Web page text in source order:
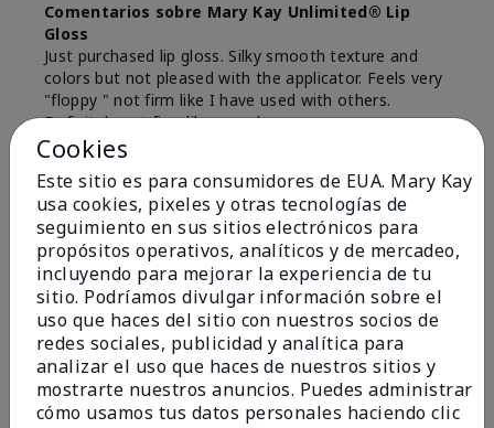
Comentarios sobre Mary Kay Unlimited® Lip
Gloss
Just purchased lip gloss. Silky smooth texture and
colors but not pleased with the applicator. Feels very
"floppy " not firm like I have used with others.
Definitely not firm like samples were.
Mostrar Traducción
ConclusiónSí, recomendaría a un amigo
¿Le ha resultado útil esta
opinión?
8 1
Marcar esta opinión
Cookies
Este sitio es para consumidores de EUA. Mary Kay
usa cookies, pixeles y otras tecnologías de
seguimiento en sus sitios electrónicos para
propósitos operativos, analíticos y de mercadeo,
incluyendo para mejorar la experiencia de tu
sitio. Podríamos divulgar información sobre el
uso que haces del sitio con nuestros socios de
redes sociales, publicidad y analítica para
analizar el uso que haces de nuestros sitios y
mostrarte nuestros anuncios. Puedes administrar
cómo usamos tus datos personales haciendo clic